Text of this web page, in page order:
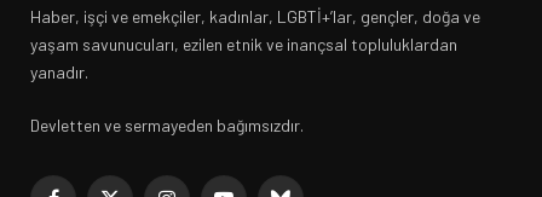
Haber, işçi ve emekçiler, kadınlar, LGBTİ+’lar, gençler, doğa ve
yaşam savunucuları, ezilen etnik ve inançsal topluluklardan
yanadır.
Devletten ve sermayeden bağımsızdır.